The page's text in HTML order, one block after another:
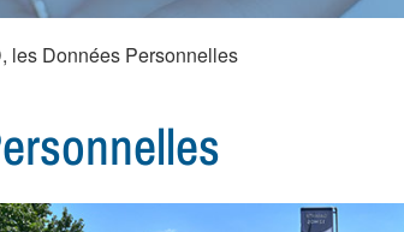
les Données Personnelles